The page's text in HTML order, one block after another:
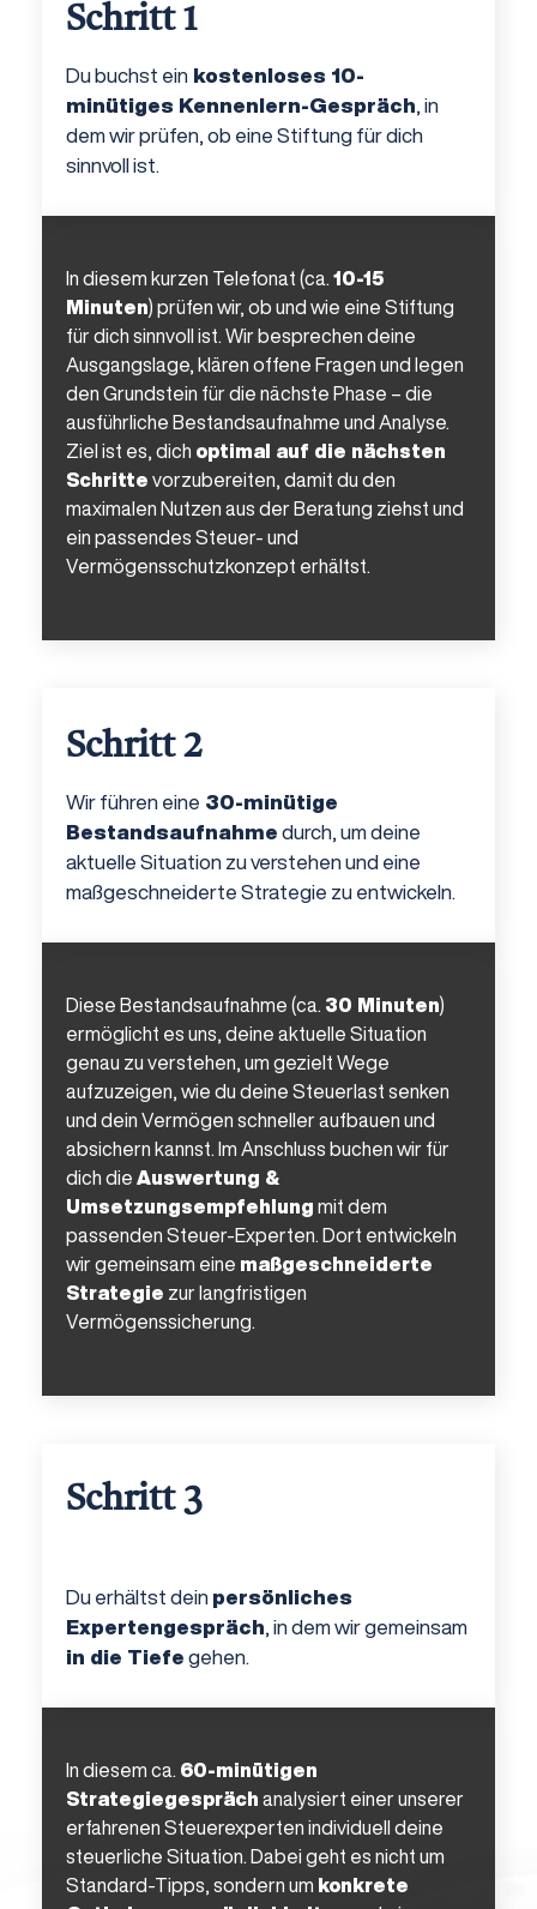
Schritt 1
Du buchst ein kostenloses 10-
minütiges Kennenlern-Gespräch , in
dem wir prüfen, ob eine Stiftung für dich
sinnvoll ist.
In diesem kurzen Telefonat (ca. 10-15
Minuten) prüfen wir, ob und wie eine Stiftung
für dich sinnvoll ist. Wir besprechen deine
Ausgangslage, klären offene Fragen und legen
den Grundstein für die nächste Phase – die
ausführliche Bestandsaufnahme und Analyse.
Ziel ist es, dich optimal auf die nächsten
Schritte vorzubereiten, damit du den
maximalen Nutzen aus der Beratung ziehst und
ein passendes Steuer- und
Vermögensschutzkonzept erhältst.
Schritt 2
Wir führen eine 30-minütige
Bestandsaufnahme durch, um deine
aktuelle Situation zu verstehen und eine
maßgeschneiderte Strategie zu entwickeln.
Diese Bestandsaufnahme (ca. 30 Minuten)
ermöglicht es uns, deine aktuelle Situation
genau zu verstehen, um gezielt Wege
aufzuzeigen, wie du deine Steuerlast senken
und dein Vermögen schneller aufbauen und
absichern kannst. Im Anschluss buchen wir für
dich die Auswertung &
Umsetzungsempfehlung mit dem
passenden Steuer-Experten. Dort entwickeln
wir gemeinsam eine maßgeschneiderte
Strategie zur langfristigen
Vermögenssicherung.
Schritt 3
Du erhältst dein persönliches
Expertengespräch , in dem wir gemeinsam
in die Tiefe gehen.
In diesem ca. 60-minütigen
Strategiegespräch analysiert einer unserer
erfahrenen Steuerexperten individuell deine
steuerliche Situation. Dabei geht es nicht um
Standard-Tipps, sondern um konkrete